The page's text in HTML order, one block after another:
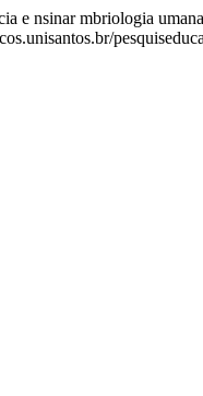
e nsinar mbriologia